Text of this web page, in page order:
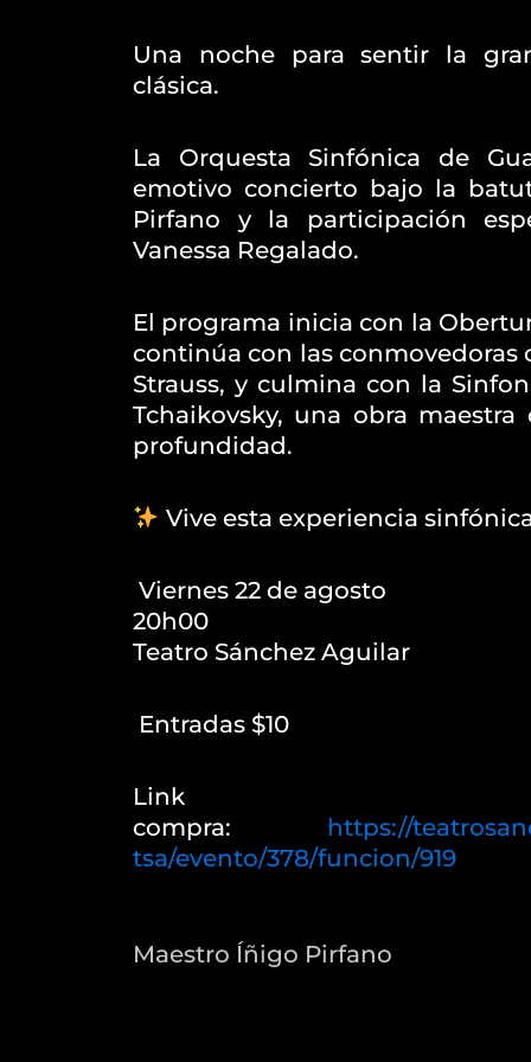
Una noche para sentir la
clásica.
La Orquesta Sinfónica de
emotivo concierto bajo la
Pirfano y la participación
Vanessa Regalado.
El programa inicia con la
continúa con las conmovedoras
Strauss, y culmina con la
Tchaikovsky, una obra
profundidad.
Vive esta experiencia
️ Viernes 22 de agosto
20h00
Teatro Sánchez Aguilar
️ Entradas $10
Link
compra: https://
tsa/evento/378/funcion/919
Maestro Íñigo Pirfano